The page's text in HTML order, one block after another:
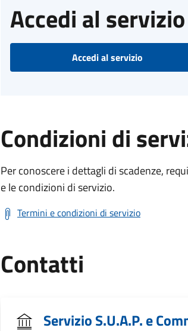
Accedi al servizio
Accedi al servizio
Condizioni di
Per conoscere i dettagli di scadenze,
e le condizioni di servizio.
Termini e condizioni di servizio
Contatti
Servizio S.U.A.P. e